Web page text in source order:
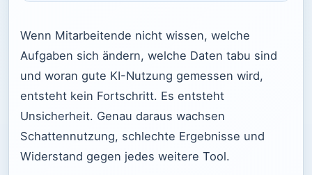
Wenn Mitarbeitende nicht wissen, welche
Aufgaben sich ändern, welche Daten tabu sind
und woran gute KI-Nutzung gemessen wird,
entsteht kein Fortschritt. Es entsteht
Unsicherheit. Genau daraus wachsen
Schattennutzung, schlechte Ergebnisse und
Widerstand gegen jedes weitere Tool.